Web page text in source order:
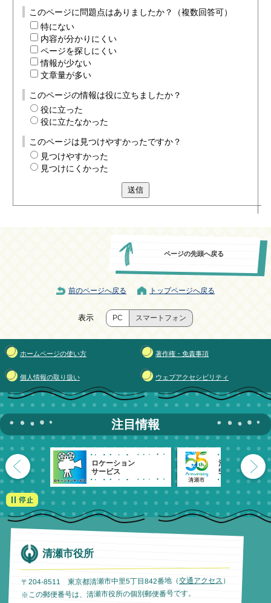
このページに問題点はありましたか？（複数回答可）
特にない
内容が分かりにくい
ページを探しにくい
情報が少ない
文章量が多い
このページの情報は役に立ちましたか？
役に立った
役に立たなかった
このページは見つけやすかったですか？
見つけやすかった
見つけにくかった
送信
ページの先頭へ戻る
前のページへ戻る トップページへ戻る
表示 PC スマートフォン
ホームページの使い方 著作権・免責事項
個人情報の取り扱い ウェブアクセシビリティ
注目情報
ロケーション
サービス
清瀬市
55周年記念
清瀬市役所
〒204-8511 東京都清瀬市中里5丁目842番地（交通アクセス ）
※この郵便番号は、清瀬市役所の個別郵便番号です。